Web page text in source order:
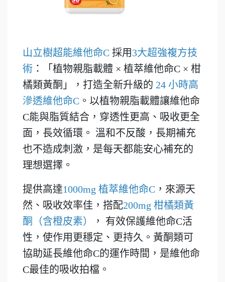
山立樹超能維他命C 採用3大超強複方技
術 ：「植物親脂載體 × 植萃維他命C × 柑
橘類黃酮」，打造全新升級的 24 小時高
滲透維他命C 。以植物親脂載體讓維他命
C能與脂質結合，穿透性更高、吸收更全
面，長效循環。 溫和不反酸，長期補充
也不造成刺激，是每天都能安心補充的
理想選擇。
提供高達1000mg 植萃維他命C ，來源天
然、吸收效率佳，搭配200mg 柑橘類黃
酮（含橙皮素）
， 有效保護維他命C活
性，使作用更穩定、更持久。黃酮類可
協助延長維他命C的運作時間，是維他命
C最佳的吸收拍檔。